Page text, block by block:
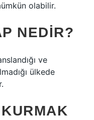
olabilir.
NEDIR?
ve
ülkede